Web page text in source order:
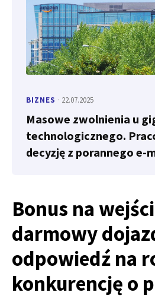
BIZNES · 22.07.2025
Masowe zwolnienia u
technologicznego.
decyzję z porannego e-
Bonus na
darmowy
odpowiedź na
konkurencję o